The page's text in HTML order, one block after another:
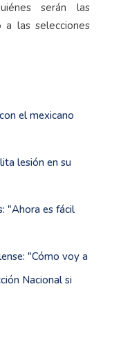
serán las
las selecciones
el mexicano
lesión en su
"Ahora es fácil
"Cómo voy a
Nacional si